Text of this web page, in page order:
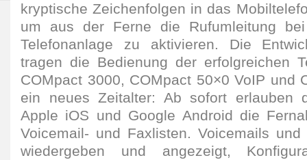
kryptische Zeichenfolgen in das
um aus der Ferne die Rufumleitung
Telefonanlage zu aktivieren. Die
tragen die Bedienung der erfolgreichen
COMpact 3000, COMpact 50×0 VoIP und
ein neues Zeitalter: Ab sofort erlauben
Apple iOS und Google Android die
Voicemail- und Faxlisten. Voicemails
wiedergeben und angezeigt,